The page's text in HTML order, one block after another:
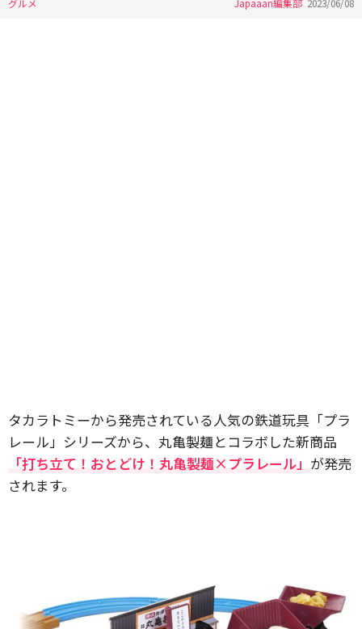
グルメ Japaaan編集部 2023/06/08
タカラトミーから発売されている人気の鉄道玩具「プラ
レール」シリーズから、丸亀製麺とコラボした新商品
「打ち立て！おとどけ！丸亀製麺×プラレール」 が発売
されます。